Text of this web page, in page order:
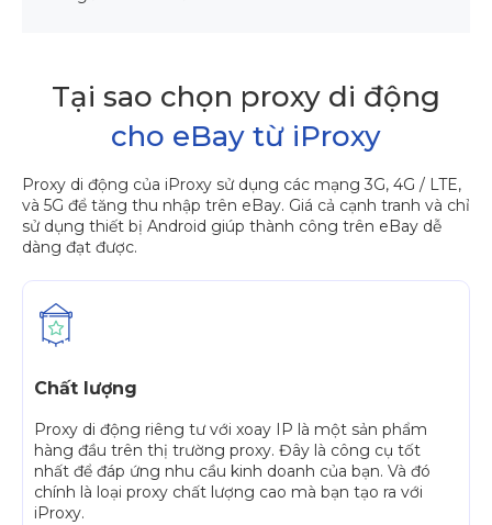
Tại sao chọn proxy di động
cho eBay từ iProxy
Proxy di động của iProxy sử dụng các mạng 3G, 4G / LTE,
và 5G để tăng thu nhập trên eBay. Giá cả cạnh tranh và chỉ
sử dụng thiết bị Android giúp thành công trên eBay dễ
dàng đạt được.
Chất lượng
Proxy di động riêng tư với xoay IP là một sản phẩm
hàng đầu trên thị trường proxy. Đây là công cụ tốt
nhất để đáp ứng nhu cầu kinh doanh của bạn. Và đó
chính là loại proxy chất lượng cao mà bạn tạo ra với
iProxy.